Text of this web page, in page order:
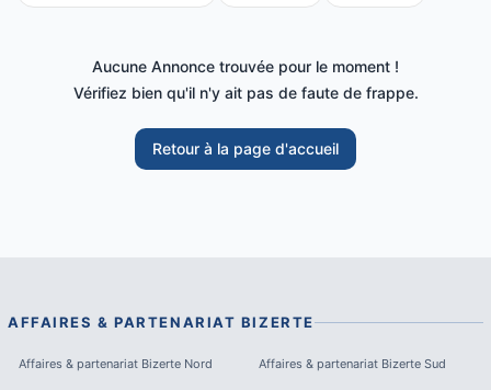
Aucune Annonce trouvée pour le moment !
Vérifiez bien qu'il n'y ait pas de faute de frappe.
Retour à la page d'accueil
AFFAIRES & PARTENARIAT BIZERTE
Affaires & partenariat Bizerte Nord Affaires & partenariat Bizerte Sud